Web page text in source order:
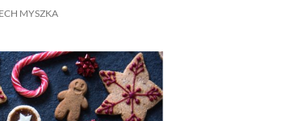
MYSZKA